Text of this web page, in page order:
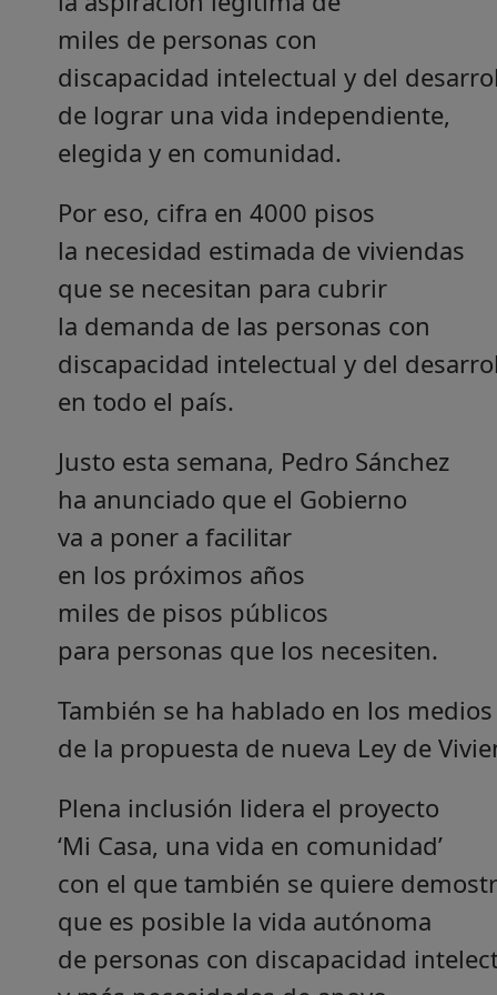
miles de personas con
discapacidad intelectual y del
de lograr una vida independiente,
elegida y en comunidad.
Por eso, cifra en 4000 pisos
la necesidad estimada de viviendas
que se necesitan para cubrir
la demanda de las personas con
discapacidad intelectual y del
en todo el país.
Justo esta semana, Pedro Sánchez
ha anunciado que el Gobierno
va a poner a facilitar
en los próximos años
miles de pisos públicos
para personas que los necesiten.
También se ha hablado en los medios
de la propuesta de nueva Ley de
Plena inclusión lidera el proyecto
‘Mi Casa, una vida en comunidad’
con el que también se quiere
que es posible la vida autónoma
de personas con discapacidad